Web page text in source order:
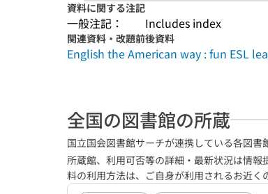
資料に関する注記
一般注記： Includes index
関連資料・改題前後資料
English the American way : fun ESL
全国の図書館の所蔵
国立国会図書館サーチが連携している各図書
所蔵館、利用可否等の詳細・最新状況は情
料の利用方法は、ご自身が利用されるお近